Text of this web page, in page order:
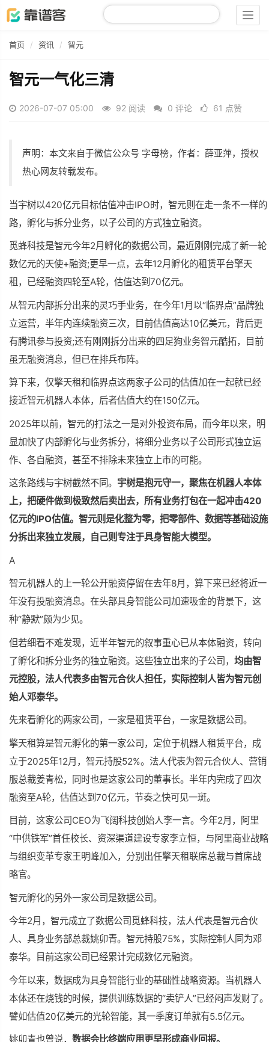
首页 资讯 智元
智元一气化三清
2026-07-07 05:00 92 阅读 0 评论 61 点赞
声明：本文来自于微信公众号 字母榜，作者：薛亚萍，授权
热心网友转载发布。
当宇树以420亿元目标估值冲击IPO时， 智元则在走一条不一样的
路，孵化与拆分业务，以子公司的方式独立融资。
觅蜂科技是智元今年2月孵化的数据公司，最近刚刚完成了新一轮
数亿元的天使+融资;更早一点，去年12月孵化的租赁平台擎天
租，已经融资四轮至A轮，估值达到70亿元。
从智元内部拆分出来的灵巧手业务，在今年1月以“临界点”品牌独
立运营，半年内连续融资三次，目前估值高达10亿美元，背后更
有腾讯参与投资;还有刚刚拆分出来的四足狗业务智元酷拓，目前
虽无融资消息，但已在排兵布阵。
算下来，仅擎天租和临界点这两家子公司的估值加在一起就已经
接近智元机器人本体，后者估值大约在150亿元。
2025年以前，智元的打法之一是对外投资布局，而今年以来，明
显加快了内部孵化与业务拆分，将细分业务以子公司形式独立运
作、各自融资，甚至不排除未来独立上市的可能。
这条路线与宇树截然不同。 宇树是抱元守一，聚焦在机器人本体
上，把硬件做到极致然后卖出去，所有业务打包在一起冲击420
亿元的IPO估值。智元则是化整为零，把零部件、数据等基础设施
分拆出来独立发展，自己则专注于具身智能大模型。
A
智元机器人的上一轮公开融资停留在去年8月，算下来已经将近一
年没有投融资消息。在头部具身智能公司加速吸金的背景下，这
种“静默”颇为少见。
但若细看不难发现，近半年智元的叙事重心已从本体融资，转向
了孵化和拆分业务的独立融资。这些独立出来的子公司， 均由智
元控股，法人代表多由智元合伙人担任，实际控制人皆为智元创
始人邓泰华。
先来看孵化的两家公司，一家是租赁平台，一家是数据公司。
擎天租算是智元孵化的第一家公司，定位于机器人租赁平台，成
立于2025年12月，智元持股52%。法人代表为智元合伙人、营销
服总裁姜青松，同时也是这家公司的董事长。半年内完成了四次
融资至A轮，估值达到70亿元，节奏之快可见一斑。
目前，这家公司CEO为飞阔科技创始人李一言。今年2月，阿里
“中供铁军”首任校长、 资深渠道建设专家李立恒，与阿里商业战略
与组织变革专家王明峰加入，分别出任擎天租联席总裁与首席战
略官。
智元孵化的另外一家公司是数据公司。
今年2月，智元成立了数据公司觅蜂科技，法人代表是智元合伙
人、具身业务部总裁姚卯青。智元持股75%，实际控制人同为邓
泰华。目前这家公司已经累计完成数亿元融资。
今年以来，数据成为具身智能行业的基础性战略资源。当机器人
本体还在烧钱的时候，提供训练数据的“卖铲人”已经闷声发财了。
譬如估值20亿美元的光轮智能，其一季度订单就有5.5亿元。
姚卯青也曾说， 数据会比终端应用更早形成商业回报。